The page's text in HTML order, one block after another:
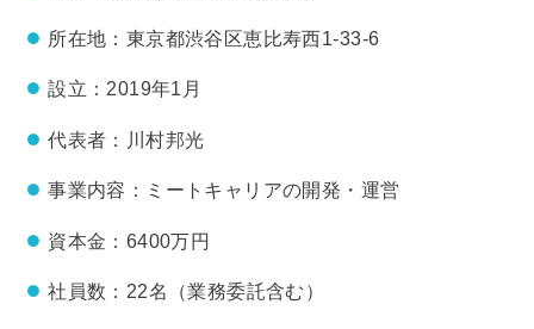
所在地：東京都渋谷区恵比寿西1-33-6
設立：2019年1月
代表者：川村邦光
事業内容：ミートキャリアの開発・運営
資本金：6400万円
社員数：22名（業務委託含む）